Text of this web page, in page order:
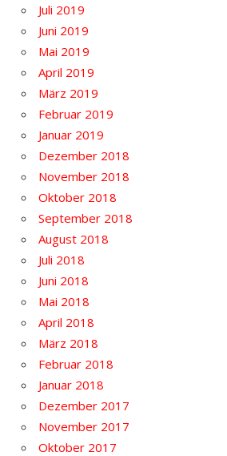
Juli 2019
Juni 2019
Mai 2019
April 2019
März 2019
Februar 2019
Januar 2019
Dezember 2018
November 2018
Oktober 2018
September 2018
August 2018
Juli 2018
Juni 2018
Mai 2018
April 2018
März 2018
Februar 2018
Januar 2018
Dezember 2017
November 2017
Oktober 2017